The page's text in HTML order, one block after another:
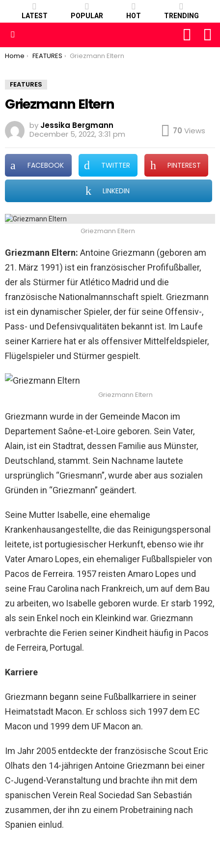
LATEST POPULAR HOT TRENDING
FOLLOW
You are here:
Home FEATURES Griezmann Eltern
FEATURES
Griezmann Eltern
by Jessika Bergmann
December 5, 2022, 3:31 pm
70 Views
FACEBOOK TWITTER PINTEREST
LINKEDIN
Griezmann Eltern
Griezmann Eltern: Antoine Griezmann (geboren am
21. März 1991) ist ein französischer Profifußballer,
der als Stürmer für Atlético Madrid und die
französische Nationalmannschaft spielt. Griezmann
ist ein dynamischer Spieler, der für seine Offensiv-,
Pass- und Defensivqualitäten bekannt ist. Im Laufe
seiner Karriere hat er als offensiver Mittelfeldspieler,
Flügelspieler und Stürmer gespielt.
Griezmann Eltern
Griezmann wurde in der Gemeinde Macon im
Departement Saône-et-Loire geboren. Sein Vater,
Alain, ist ein Stadtrat, dessen Familie aus Münster,
Deutschland, stammt. Sein Nachname lautete
ursprünglich “Griesmann”, wurde aber aus sozialen
Gründen in “Griezmann” geändert.
Seine Mutter Isabelle, eine ehemalige
Krankenhausangestellte, die das Reinigungspersonal
leitete, ist portugiesischer Herkunft, ebenso wie ihr
Vater Amaro Lopes, ein ehemaliger Fußballspieler von
Pacos de Ferreira. 1957 reisten Amaro Lopes und
seine Frau Carolina nach Frankreich, um auf dem Bau
zu arbeiten, wo Isabelle geboren wurde. Er starb 1992,
als sein Enkel noch ein Kleinkind war. Griezmann
verbrachte die Ferien seiner Kindheit häufig in Pacos
de Ferreira, Portugal.
Karriere
Griezmann begann seine Fußballkarriere in seiner
Heimatstadt Macon. Er schloss sich 1997 dem EC
Macon und 1999 dem UF Macon an.
Im Jahr 2005 entdeckte der französische Scout Eric
Olhats den 14-jährigen Antoine Griezmann bei einer
C-Jugend-Veranstaltung und brachte ihn mit dem
spanischen Verein Real Sociedad San Sebastián
zusammen, der ihn zu einem Probetraining nach
Spanien einlud.